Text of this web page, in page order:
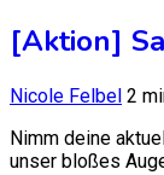
[Aktion]
Nicole Felbel 2
Nimm deine
unser bloßes